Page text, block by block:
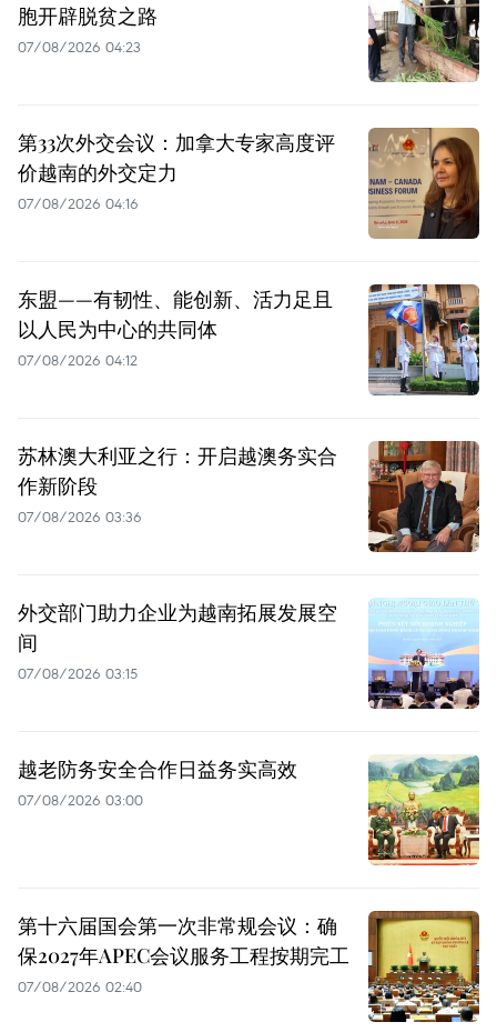
胞开辟脱贫之路
07/08/2026 04:23
第33次外交会议：加拿大专家高度评
价越南的外交定力
07/08/2026 04:16
东盟——有韧性、能创新、活力足且
以人民为中心的共同体
07/08/2026 04:12
苏林澳大利亚之行：开启越澳务实合
作新阶段
07/08/2026 03:36
外交部门助力企业为越南拓展发展空
间
07/08/2026 03:15
越老防务安全合作日益务实高效
07/08/2026 03:00
第十六届国会第一次非常规会议：确
保2027年APEC会议服务工程按期完工
07/08/2026 02:40